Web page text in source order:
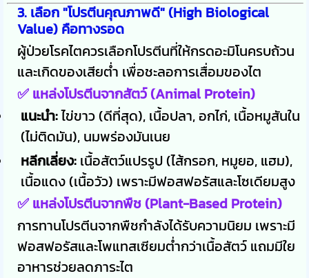
3. เลือก "โปรตีนคุณภาพดี" (High Biological
Value) คือทางรอด
ผู้ป่วยโรคไตควรเลือกโปรตีนที่ให้กรดอะมิโนครบถ้วน
และเกิดของเสียต่ำ เพื่อชะลอการเสื่อมของไต
✅ แหล่งโปรตีนจากสัตว์ (Animal Protein)
แนะนำ:ไข่ขาว (ดีที่สุด), เนื้อปลา, อกไก่, เนื้อหมูสันใน
(ไม่ติดมัน), นมพร่องมันเนย
หลีกเลี่ยง: เนื้อสัตว์แปรรูป (ไส้กรอก, หมูยอ, แฮม),
เนื้อแดง (เนื้อวัว) เพราะมีฟอสฟอรัสและโซเดียมสูง
✅ แหล่งโปรตีนจากพืช (Plant-Based Protein)
การทานโปรตีนจากพืชกำลังได้รับความนิยม เพราะมี
ฟอสฟอรัสและโพแทสเซียมต่ำกว่าเนื้อสัตว์ แถมมีใย
อาหารช่วยลดภาระไต